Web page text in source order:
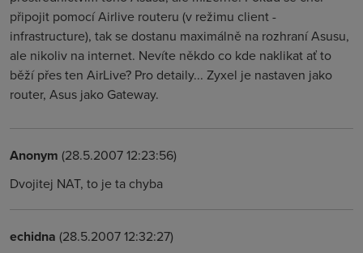
připojit pomocí Airlive routeru (v režimu client -
infrastructure), tak se dostanu maximálně na rozhraní Asusu,
ale nikoliv na internet. Nevíte někdo co kde naklikat ať to
běží přes ten AirLive? Pro detaily... Zyxel je nastaven jako
router, Asus jako Gateway.
Anonym (28.5.2007 12:23:56)
Dvojitej NAT, to je ta chyba
echidna (28.5.2007 12:32:27)